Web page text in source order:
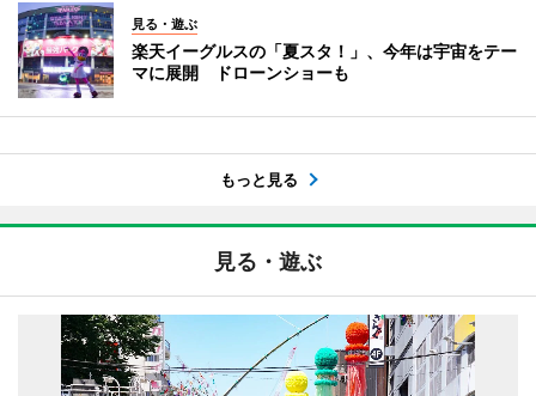
見る・遊ぶ
楽天イーグルスの「夏スタ！」、今年は宇宙をテー
マに展開 ドローンショーも
もっと見る
見る・遊ぶ